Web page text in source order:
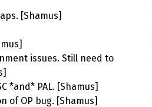
[Shamus]
issues. Still need to
*and* PAL. [Shamus]
of OP bug. [Shamus]